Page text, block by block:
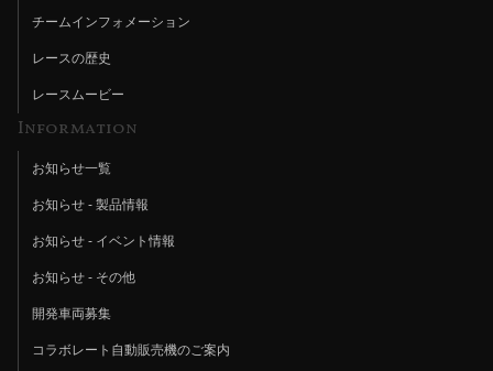
チームインフォメーション
レースの歴史
レースムービー
Information
お知らせ一覧
お知らせ - 製品情報
お知らせ - イベント情報
お知らせ - その他
開発車両募集
コラボレート自動販売機のご案内